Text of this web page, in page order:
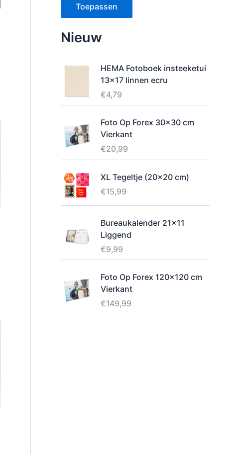
k
Toepassen
Nieuw
HEMA Fotoboek insteeketui
13x17 linnen ecru
€4,79
Foto Op Forex 30x30 cm
Vierkant
€20,99
XL Tegeltje (20x20 cm)
€15,99
Bureaukalender 21x11
Liggend
€9,99
Foto Op Forex 120x120 cm
Vierkant
€149,99